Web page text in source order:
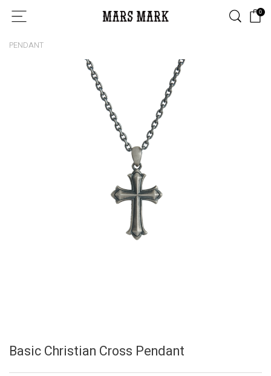
0
PENDANT
Basic Christian Cross Pendant